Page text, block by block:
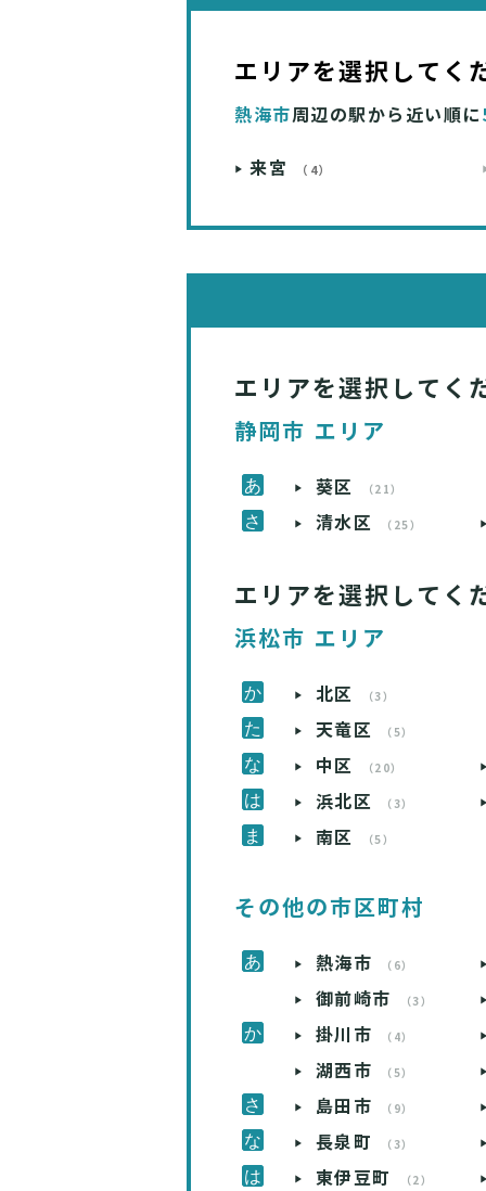
エリアを選択してく
熱海市周辺の駅から近い順に
来宮 （4）
エリアを選択してく
静岡市 エリア
葵区 （21）
清水区 （25）
エリアを選択してく
浜松市 エリア
北区 （3）
天竜区 （5）
中区 （20）
浜北区 （3）
南区 （5）
その他の市区町村
熱海市 （6）
御前崎市 （3）
掛川市 （4）
湖西市 （5）
島田市 （9）
長泉町 （3）
東伊豆町 （2）